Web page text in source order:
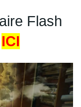
Flash
ICI